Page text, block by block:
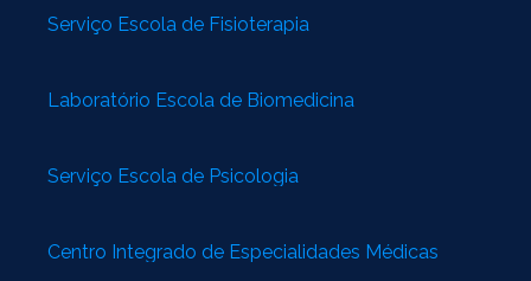
Serviço Escola de Fisioterapia
Laboratório Escola de Biomedicina
Serviço Escola de Psicologia
Centro Integrado de Especialidades Médicas